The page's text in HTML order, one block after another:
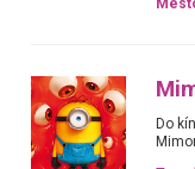
Do